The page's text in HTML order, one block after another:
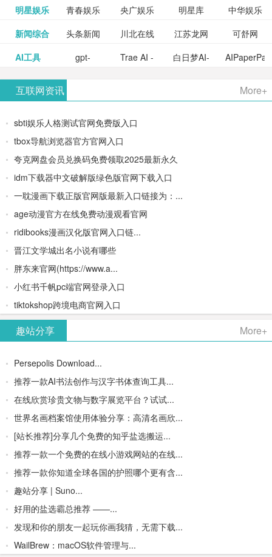
荐好电影
给你。
业务网
食局
网 论坛
腾讯充值
中心
更多>>
明星娱乐 青春娱乐
网
央广娱乐
网,
明星库 中华娱乐
网
网易娱乐 更多>>
新闻综合 头条新闻 川北在线 江苏龙网
可舒网
巾帼网
更多>>
AI工具 gpt-
OpenAI最
新AI图像
生成器
Trae AI -
境/深度集
成
Doubao-
1.5-pro与
白日梦AI-
- AI论文写
高质量
PPT
互联网资讯 More+
sbti娱乐人格测试官网免费版入口
tbox导航浏览器官方官网入口
夸克网盘会员兑换码免费领取2025最新永久
idm下载器中文破解版绿色版官网下载入口
一耽漫画下载正版官网版最新入口链接为：...
age动漫官方在线免费动漫观看官网
ridibooks漫画汉化版官网入口链...
晋江文学城出名小说有哪些
胖东来官网(https://www.a...
小红书千帆pc端官网登录入口
tiktokshop跨境电商官网入口
趣站分享 More+
Persepolis Download...
推荐一款AI书法创作与汉字书体查询工具...
在线欣赏珍贵文物与数字展览平台？试试...
世界名画档案馆使用体验分享：高清名画欣...
[站长推荐]分享几个免费的知乎盐选搬运...
推荐一款一个免费的在线小游戏网站的在线...
推荐一款你知道全球各国的护照哪个更有含...
趣站分享 | Suno...
好用的盐选霸总推荐 ——...
发现和你的朋友一起玩你画我猜，无需下载...
WailBrew：macOS软件管理与...